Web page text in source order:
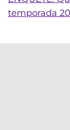
temporada